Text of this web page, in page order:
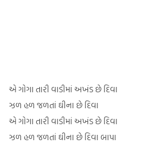
એ ગોગા તારી વાડીમાં અખંડ છે દિવા
ઝળ હળ જળતાં ઘીના છે દિવા
એ ગોગા તારી વાડીમાં અખંડ છે દિવા
ઝળ હળ જળતાં ઘીના છે દિવા બાપા